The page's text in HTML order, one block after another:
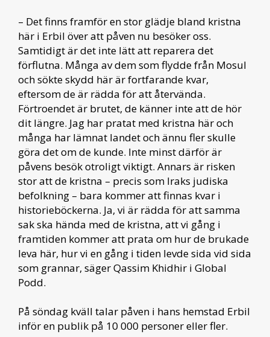
– Det finns framför en stor glädje bland kristna
här i Erbil över att påven nu besöker oss.
Samtidigt är det inte lätt att reparera det
förflutna. Många av dem som flydde från Mosul
och sökte skydd här är fortfarande kvar,
eftersom de är rädda för att återvända.
Förtroendet är brutet, de känner inte att de hör
dit längre. Jag har pratat med kristna här och
många har lämnat landet och ännu fler skulle
göra det om de kunde. Inte minst därför är
påvens besök otroligt viktigt. Annars är risken
stor att de kristna – precis som Iraks judiska
befolkning – bara kommer att finnas kvar i
historieböckerna. Ja, vi är rädda för att samma
sak ska hända med de kristna, att vi gång i
framtiden kommer att prata om hur de brukade
leva här, hur vi en gång i tiden levde sida vid sida
som grannar, säger Qassim Khidhir i Global
Podd.
På söndag kväll talar påven i hans hemstad Erbil
inför en publik på 10 000 personer eller fler.